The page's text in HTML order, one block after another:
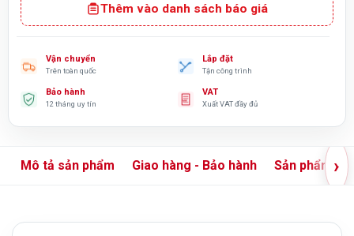
Thêm vào danh sách báo giá
Vận chuyển
Trên toàn quốc
Lắp đặt
Tận công trình
Bảo hành
12 tháng uy tín
VAT
Xuất VAT đầy đủ
Mô tả sản phẩm Giao hàng - Bảo hành Sản phẩm›